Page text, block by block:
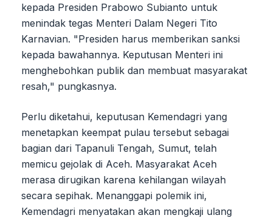
kepada Presiden Prabowo Subianto untuk
menindak tegas Menteri Dalam Negeri Tito
Karnavian. "Presiden harus memberikan sanksi
kepada bawahannya. Keputusan Menteri ini
menghebohkan publik dan membuat masyarakat
resah," pungkasnya.
Perlu diketahui, keputusan Kemendagri yang
menetapkan keempat pulau tersebut sebagai
bagian dari Tapanuli Tengah, Sumut, telah
memicu gejolak di Aceh. Masyarakat Aceh
merasa dirugikan karena kehilangan wilayah
secara sepihak. Menanggapi polemik ini,
Kemendagri menyatakan akan mengkaji ulang